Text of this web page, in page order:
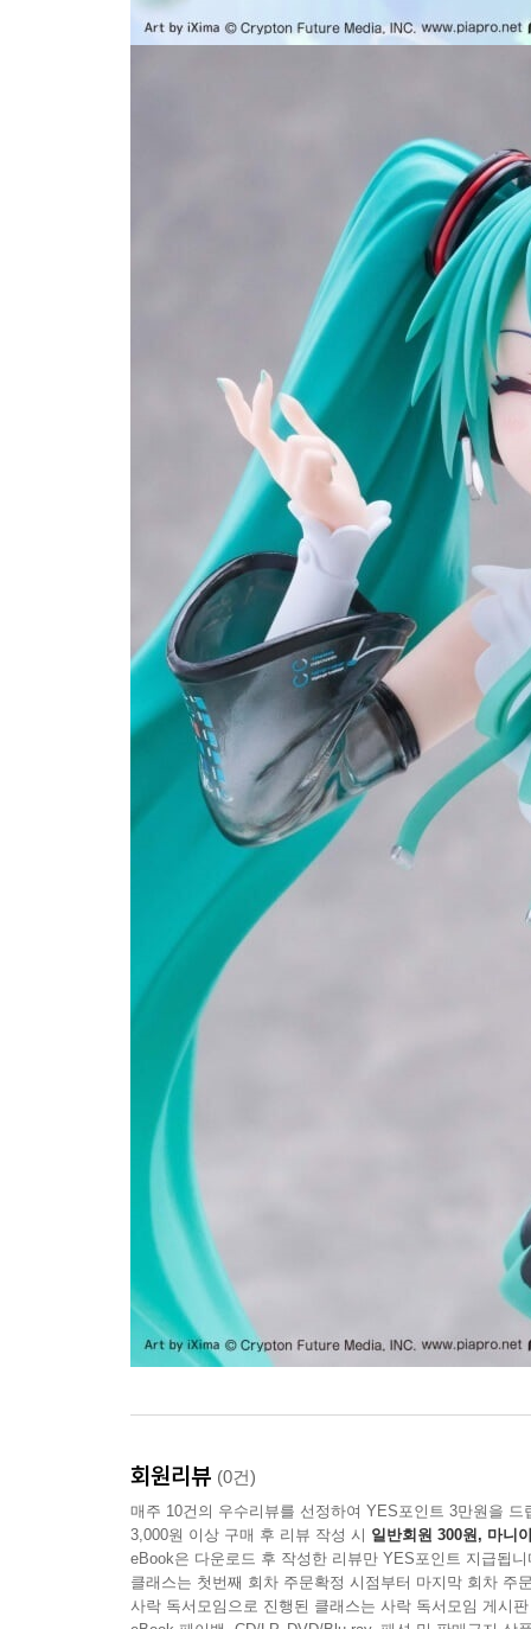
회원리뷰 (0건)
매주 10건의 우수리뷰를 선정하여 YES포인트 3만원을 드
3,000원 이상 구매 후 리뷰 작성 시 일반회원 300원, 마니
eBook은 다운로드 후 작성한 리뷰만 YES포인트 지급됩니
클래스는 첫번째 회차 주문확정 시점부터 마지막 회차 주
사락 독서모임으로 진행된 클래스는 사락 독서모임 게시